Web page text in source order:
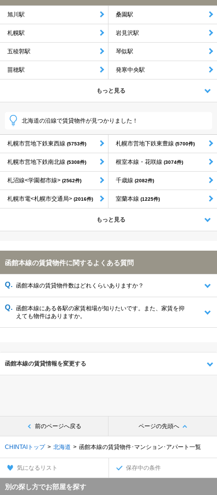
旭川駅 桑園駅
札幌駅 岩見沢駅
五稜郭駅 琴似駅
苗穂駅 発寒中央駅
もっと見る
北海道の沿線で賃貸物件が見つかりました！
札幌市営地下鉄東西線 (5753件) 札幌市営地下鉄東豊線 (5700件)
札幌市営地下鉄南北線 (5308件) 根室本線・花咲線 (3074件)
札沼線<学園都市線> (2562件) 千歳線 (2082件)
札幌市電<札幌市交通局> (2016件) 室蘭本線 (1225件)
もっと見る
函館本線の賃貸物件に関するよくある質問
函館本線の賃貸物件数はどれくらいありますか？
函館本線にある各駅の家賃相場が知りたいです。また、家賃を抑
えても物件はありますか。
函館本線の賃貸情報を変更する
前のページへ戻る ページの先頭へ
CHINTAIトップ 北海道 函館本線の賃貸物件･マンション･アパート一覧
気になるリスト 保存中の条件
別の探し方でお部屋を探す